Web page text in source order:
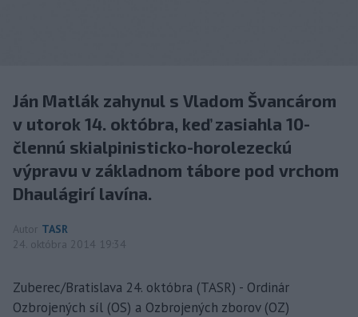
Ján Matlák zahynul s Vladom Švancárom
v utorok 14. októbra, keď zasiahla 10-
člennú skialpinisticko-horolezeckú
výpravu v základnom tábore pod vrchom
Dhaulágirí lavína.
Autor TASR
24. októbra 2014 19:34
Zuberec/Bratislava 24. októbra (TASR) - Ordinár
Ozbrojených síl (OS) a Ozbrojených zborov (OZ)